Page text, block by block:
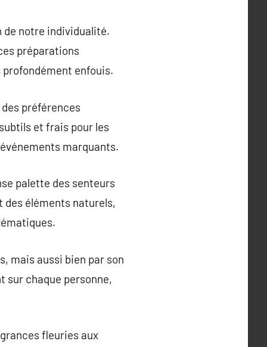
de notre individualité.
préparations
enfouis.
préférences
et frais pour les
marquants.
palette des senteurs
éléments naturels,
mais aussi bien par son
sur chaque personne,
fleuries aux